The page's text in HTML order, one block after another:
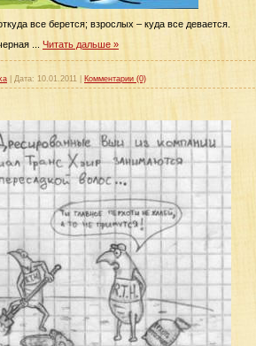
все берется; взрослых – куда все девается.
Читать дальше »
Дата: 10.01.2011 Комментарии (0)